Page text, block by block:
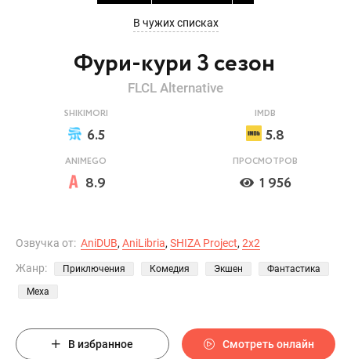
Фури-кури 3 сезон
В чужих списках
FLCL Alternative
SHIKIMORI
6.5
IMDB
5.8
ANIMEGO
8.9
ПРОСМОТРОВ
1 956
Озвучка от: AniDUB, AniLibria, SHIZA Project, 2x2
Жанр:
Приключения Комедия Экшен Фантастика
Меха
В избранное Смотреть онлайн